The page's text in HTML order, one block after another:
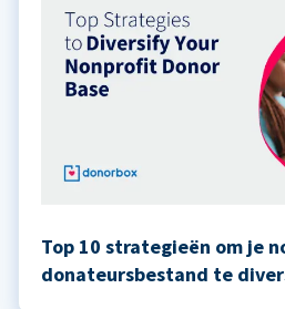
Top 10 strategieën om je
donateursbestand te